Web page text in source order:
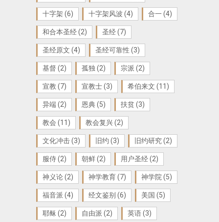
十字架 (6) 十字架风波 (4) 合一(4)
和合本圣经(2) 圣经(7)
圣经原文 (4) 圣经可靠性 (3)
基督 (2) 孤独 (2) 宗派 (2)
宣教 (7) 宣教士(3) 希伯来文 (11)
异端(2) 恩典(5) 扶贫 (3)
教会 (11) 教会复兴(2)
文化冲击(3) 旧约 (3) 旧约研究(2)
服侍(2) 朝鲜(2) 用户圣经(2)
神义论(2) 神学教育(7) 神学院 (5)
福音派 (4) 经文鉴别 (6) 美国 (5)
耶稣 (2) 自由派 (2) 英语(3)